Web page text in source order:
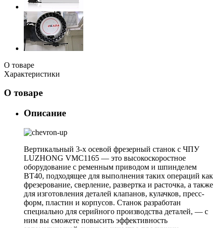
О товаре
Характеристики
О товаре
Описание
Вертикальный 3-х осевой фрезерный станок с ЧПУ
LUZHONG VMC1165 — это высокоскоростное
оборудование с ременным приводом и шпинделем
BT40, подходящее для выполнения таких операций как
фрезерование, сверление, развертка и расточка, а также
для изготовления деталей клапанов, кулачков, пресс-
форм, пластин и корпусов. Станок разработан
специально для серийного производства деталей, — с
ним вы сможете повысить эффективность